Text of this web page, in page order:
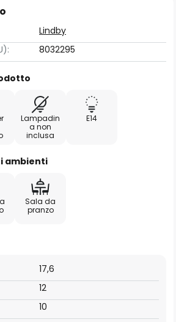
Lindby
8032295
Lampadin
a non
inclusa
E14
ambienti
Sala da
pranzo
12
17,6
10